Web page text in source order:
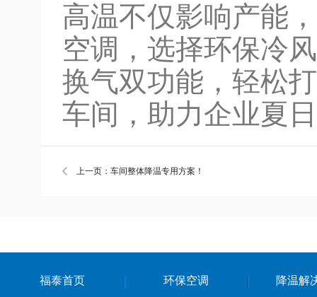
高温不仅影响产能
空调，选择环保冷
换气双功能，轻松
车间，助力企业夏
上一页：车间整体降温专用方案！
福泰首页 环保空调 降温解